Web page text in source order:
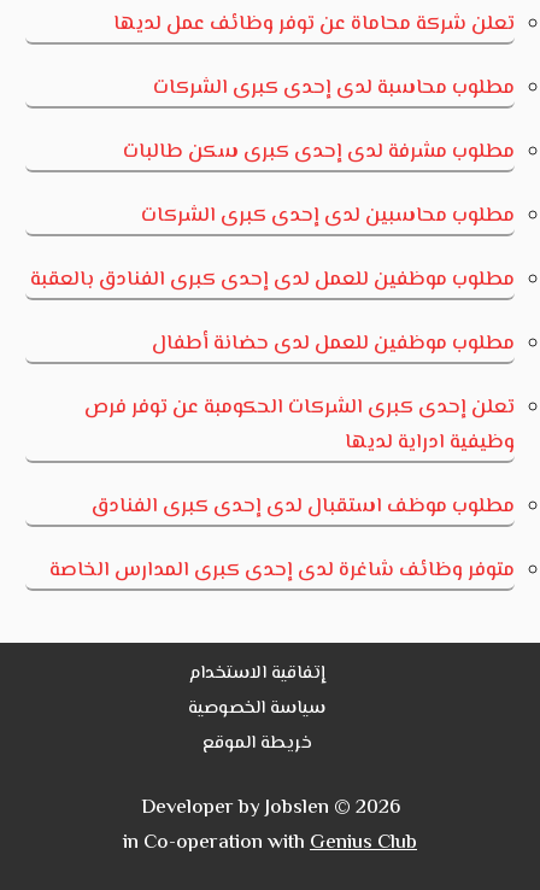
تعلن شركة محاماة عن توفر وظائف عمل لديها
مطلوب محاسبة لدى إحدى كبرى الشركات
مطلوب مشرفة لدى إحدى كبرى سكن طالبات
مطلوب محاسبين لدى إحدى كبرى الشركات
مطلوب موظفين للعمل لدى إحدى كبرى الفنادق بالعقبة
مطلوب موظفين للعمل لدى حضانة أطفال
تعلن إحدى كبرى الشركات الحكومبة عن توفر فرص
وظيفية ادراية لديها
مطلوب موظف استقبال لدى إحدى كبرى الفنادق
متوفر وظائف شاغرة لدى إحدى كبرى المدارس الخاصة
إتفاقية الاستخدام
سياسة الخصوصية
خريطة الموقع
Developer by Jobslen © 2026
in Co-operation withGenius Club